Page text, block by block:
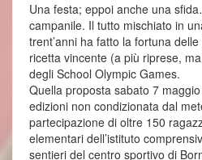
Una festa; eppoi anche una
campanile. Il tutto mischiato in
trent’anni ha fatto la fortuna
ricetta vincente (a più riprese,
degli School Olympic Games.
Quella proposta sabato 7
edizioni non condizionata dal
partecipazione di oltre 150
elementari dell’istituto
sentieri del centro sportivo di